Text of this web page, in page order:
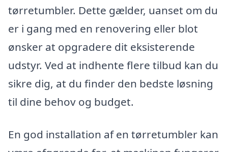
tørretumbler. Dette gælder, uanset om du
er i gang med en renovering eller blot
ønsker at opgradere dit eksisterende
udstyr. Ved at indhente flere tilbud kan du
sikre dig, at du finder den bedste løsning
til dine behov og budget.
En god installation af en tørretumbler kan